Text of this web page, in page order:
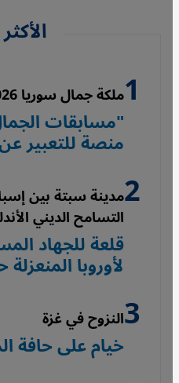
ملكة جمال سوريا 2026
"مسابقات
منصة للتعبير
مدينة سبتة بين
التسامح الديني
قلعة للجهاد
لأوروبا
النزوح في غزة
خيام على حافة